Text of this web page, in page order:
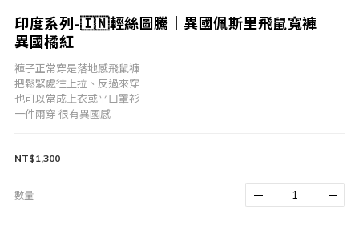
印度系列-🇮🇳輕絲圖騰｜異國佩斯里飛鼠寬褲｜
異國橘紅
褲子正常穿是落地感飛鼠褲
把鬆緊處往上拉、反過來穿
也可以當成上衣或平口罩衫
一件兩穿 很有異國感
NT$1,300
數量